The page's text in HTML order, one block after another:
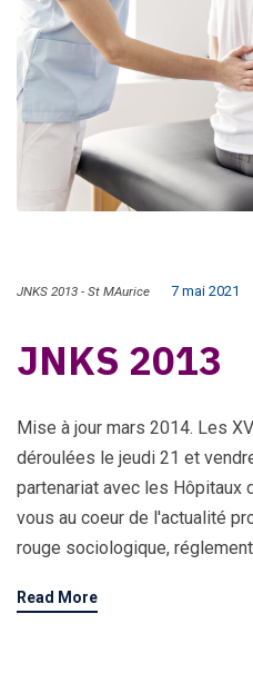
JNKS 2013 - St MAurice 7 mai 2021
JNKS 2013
Mise à jour mars 2014. Les
déroulées le jeudi 21 et
partenariat avec les Hôpitaux
vous au coeur de l'actualité
rouge sociologique,
Read More